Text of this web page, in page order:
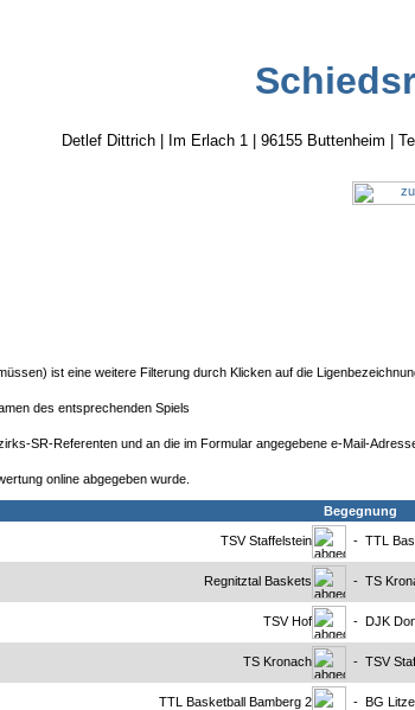
Detlef Dittrich | Im Erlach 1 | 96155 Buttenheim |
ist eine weitere Filterung durch Klicken auf die
des entsprechenden Spiels
SR-Referenten und an die im Formular angegebene e-Mail-
online abgegeben wurde.
Begegnung
TSV Staffelstein - TTL
Regnitztal Baskets - TS
TSV Hof - DJK
TS Kronach - TSV
TTL Basketball Bamberg 2 - BG